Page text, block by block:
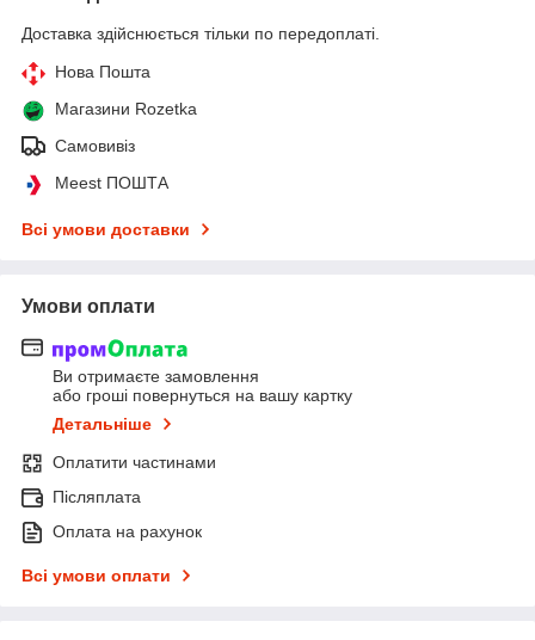
Доставка здійснюється тільки по передоплаті.
Нова Пошта
Магазини Rozetka
Самовивіз
Meest ПОШТА
Всі умови доставки
Умови оплати
Ви отримаєте замовлення
або гроші повернуться на вашу картку
Детальніше
Оплатити частинами
Післяплата
Оплата на рахунок
Всі умови оплати